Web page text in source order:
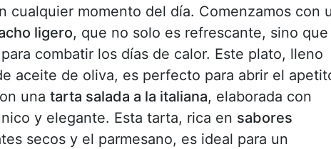
cualquier momento del día. Comenzamos con
ligero, que no solo es refrescante, sino que
combatir los días de calor. Este plato, lleno
aceite de oliva, es perfecto para abrir el
una tarta salada a la italiana, elaborada con
y elegante. Esta tarta, rica en sabores
secos y el parmesano, es ideal para un